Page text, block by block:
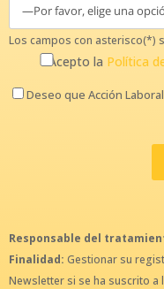
Los campos con asterisco(*)
Acepto la Política
Deseo que Acción
Responsable del
Finalidad: Gestionar su
Newsletter si se ha suscrito